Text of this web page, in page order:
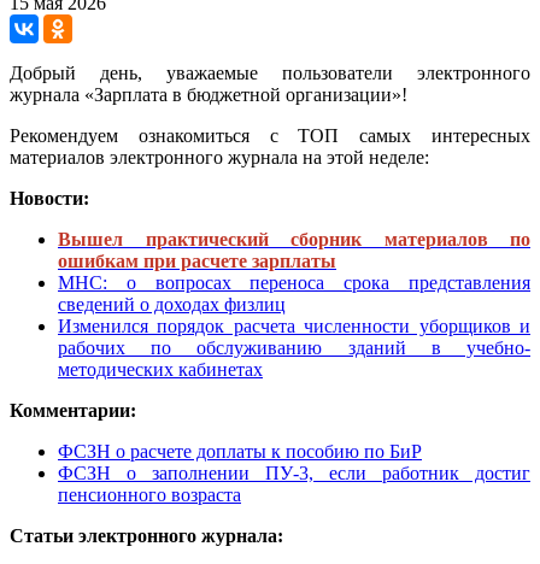
Добрый день, уважаемые пользователи электронного
журнала «Зарплата в бюджетной организации»!
Рекомендуем ознакомиться с ТОП самых интересных
материалов электронного журнала на этой неделе:
Новости:
Вышел практический сборник материалов по
ошибкам при расчете зарплаты
МНС: о вопросах переноса срока представления
сведений о доходах физлиц
Изменился порядок расчета численности уборщиков и
рабочих по обслуживанию зданий в учебно-
методических кабинетах
Комментарии:
ФСЗН о расчете доплаты к пособию по БиР
ФСЗН о заполнении ПУ-3, если работник достиг
пенсионного возраста
Статьи электронного журнала: